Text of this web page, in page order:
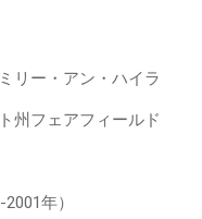
リー・アン・ハイラ
州フェアフィールド
年）